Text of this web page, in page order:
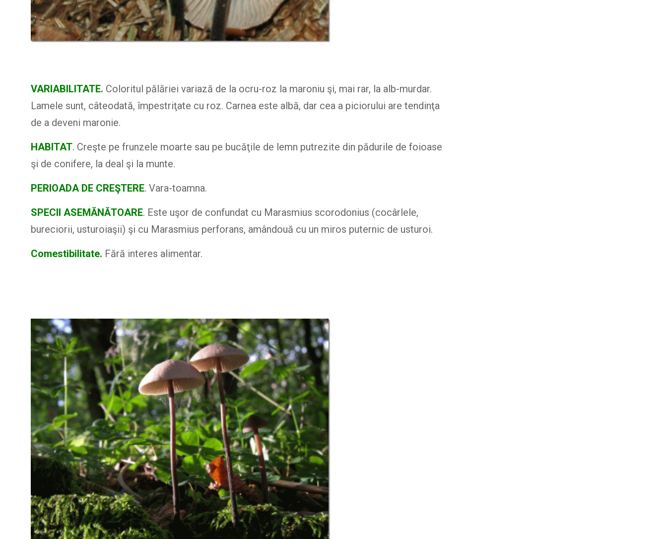
VARIABILITATE. Coloritul pălăriei variază de la ocru-roz la maroniu şi, mai rar, la alb-murdar.
Lamele sunt, câteodată, împestriţate cu roz. Carnea este albă, dar cea a piciorului are tendinţa
de a deveni maronie.
HABITAT. Creşte pe frunzele moarte sau pe bucăţile de lemn putrezite din pădurile de foioase
şi de conifere, la deal şi la munte.
PERIOADA DE CREŞTERE. Vara-toamna.
SPECII ASEMĂNĂTOARE. Este uşor de confundat cu Marasmius scorodonius (cocârlele,
bureciorii, usturoiaşii) şi cu Marasmius perforans, amândouă cu un miros puternic de usturoi.
Comestibilitate. Fără interes alimentar.